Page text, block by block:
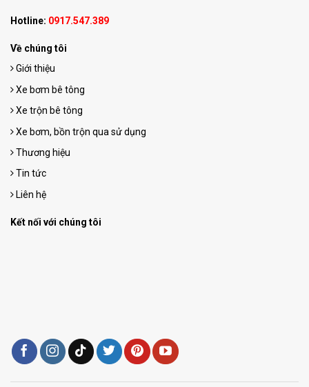
Hotline: 0917.547.389
Về chúng tôi
Giới thiệu
Xe bơm bê tông
Xe trộn bê tông
Xe bơm, bồn trộn qua sử dụng
Thương hiệu
Tin tức
Liên hệ
Kết nối với chúng tôi